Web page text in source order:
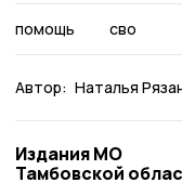
помощь сво
Автор: Наталья
Издания МО
Тамбовской